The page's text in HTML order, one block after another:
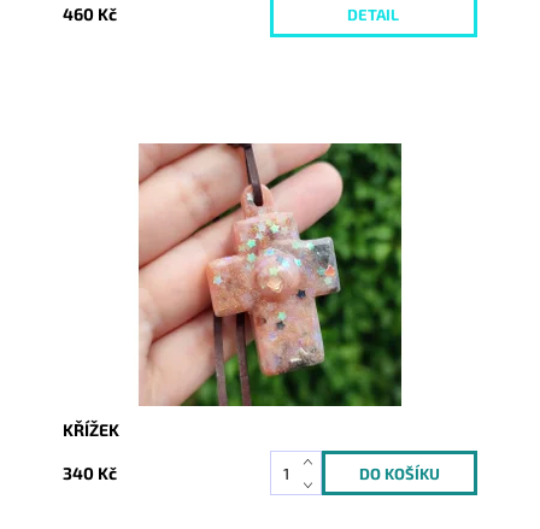
460 Kč DETAIL
Dostupnost:
Skladem
7256
KŘÍŽEK
340 Kč